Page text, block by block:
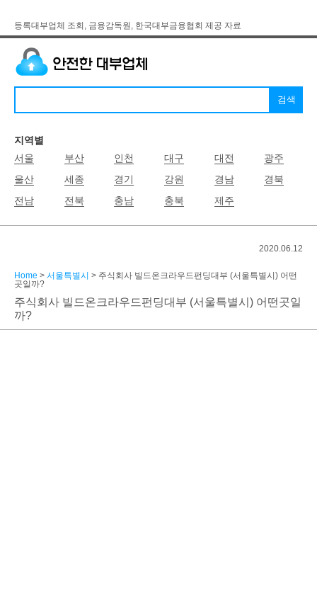
등록대부업체 조회, 금융감독원, 한국대부금융협회 제공 자료
지역별
서울
부산 인천 대구 대전
광주
울산
세종 경기 강원 경남
경북
전남
전북 충남 충북 제주
2020.06.12
Home > 서울특별시 > 주식회사 빌드온크라우드펀딩대부 (서울특별시) 어떤
곳일까?
주식회사 빌드온크라우드펀딩대부 (서울특별시) 어떤곳일
까?